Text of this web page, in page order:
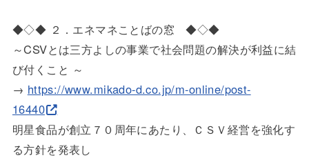
◆◇◆ ２．エネマネことばの窓 ◆◇◆
～CSVとは三方よしの事業で社会問題の解決が利益に結
び付くこ と ～
→ https://www.mikado-d.co.jp/m-online/post-
16440
明星食品が創立７０周年にあたり、ＣＳＶ経営を強化す
る方針を発表し